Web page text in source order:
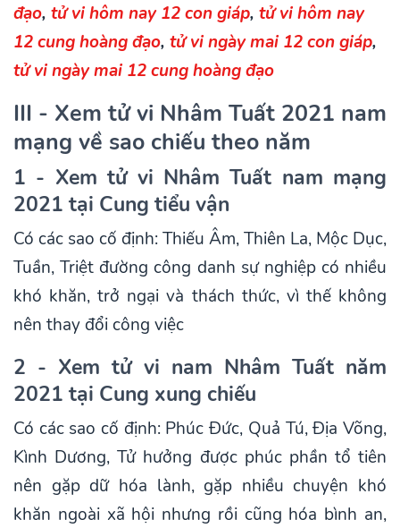
đạo, tử vi hôm nay 12 con giáp, tử vi hôm nay
12 cung hoàng đạo, tử vi ngày mai 12 con giáp,
tử vi ngày mai 12 cung hoàng đạo
III - Xem tử vi Nhâm Tuất 2021 nam
mạng về sao chiếu theo năm
1 - Xem tử vi Nhâm Tuất nam mạng
2021 tại Cung tiểu vận
Có các sao cố định: Thiếu Âm, Thiên La, Mộc Dục,
Tuần, Triệt đường công danh sự nghiệp có nhiều
khó khăn, trở ngại và thách thức, vì thế không
nên thay đổi công việc
2 - Xem tử vi nam Nhâm Tuất năm
2021 tại Cung xung chiếu
Có các sao cố định: Phúc Đức, Quả Tú, Địa Võng,
Kình Dương, Tử hưởng được phúc phần tổ tiên
nên gặp dữ hóa lành, gặp nhiều chuyện khó
khăn ngoài xã hội nhưng rồi cũng hóa bình an,